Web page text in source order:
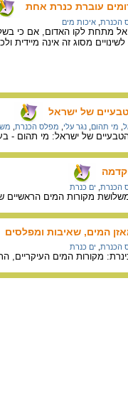
עוברת כנרת אחת
הכנרת איכות מים
מתחת לקו האדום, אם כי
לשינויים מסוג זה אינה
של ישראל
מי תהום נגר עלי מפלס הכנרת
של ישראל: מי תהום -
הכנרת ים כנרת
מקורות המים הראשיים
המים, שאיבות ומפלסים
הכנרת ים כנרת
מקורות המים